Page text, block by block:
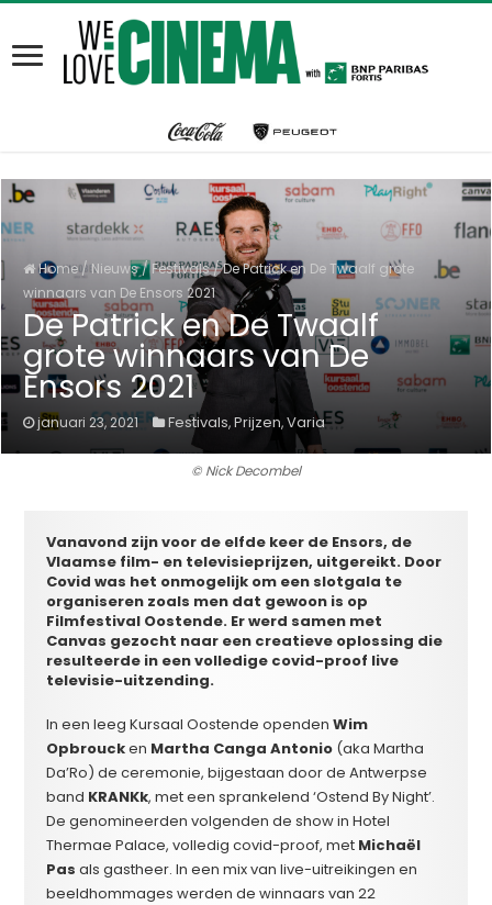
Home/ Nieuws/ Festivals/De Patrick en De Twaalf grote
winnaars van De Ensors 2021
De Patrick en De Twaalf
grote winnaars van De
Ensors 2021
januari 23, 2021 Festivals,Prijzen,Varia
© Nick Decombel
Vanavond zijn voor de elfde keer de Ensors, de
Vlaamse film- en televisieprijzen, uitgereikt. Door
Covid was het onmogelijk om een slotgala te
organiseren zoals men dat gewoon is op
Filmfestival Oostende. Er werd samen met
Canvas gezocht naar een creatieve oplossing die
resulteerde in een volledige covid-proof live
televisie-uitzending.
In een leeg Kursaal Oostende opendenWim
Opbroucken Martha Canga Antonio (aka Martha
Da’Ro) de ceremonie, bijgestaan door de Antwerpse
band KRANKk, met een sprankelend ‘Ostend By Night’.
De genomineerden volgenden de show in Hotel
Thermae Palace, volledig covid-proof, met Michaël
Pas als gastheer. In een mix van live-uitreikingen en
beeldhommages werden de winnaars van 22